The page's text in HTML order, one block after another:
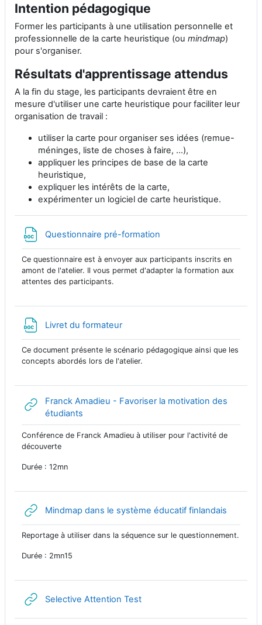
Intention pédagogique
Former les participants à une utilisation personnelle et
professionnelle de la carte heuristique (ou mindmap)
pour s'organiser.
Résultats d'apprentissage attendus
A la fin du stage, les participants devraient être en
mesure d'utiliser une carte heuristique pour faciliter leur
organisation de travail :
utiliser la carte pour organiser ses idées (remue-
méninges, liste de choses à faire, ...),
appliquer les principes de base de la carte
heuristique,
expliquer les intérêts de la carte,
expérimenter un logiciel de carte heuristique.
Questionnaire pré-formation
Ce questionnaire est à envoyer aux participants inscrits en
amont de l'atelier. Il vous permet d'adapter la formation aux
attentes des participants.
Livret du formateur
Ce document présente le scénario pédagogique ainsi que les
concepts abordés lors de l'atelier.
Franck Amadieu - Favoriser la motivation des
étudiants
Conférence de Franck Amadieu à utiliser pour l'activité de
découverte
Durée : 12mn
Mindmap dans le système éducatif finlandais
Reportage à utiliser dans la séquence sur le questionnement.
Durée : 2mn15
Selective Attention Test网页地址